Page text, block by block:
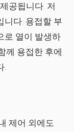
공됩니다. 저
니다. 용접할 부
로 열이 발생하
께 용접한 후에
.
제어 외에도